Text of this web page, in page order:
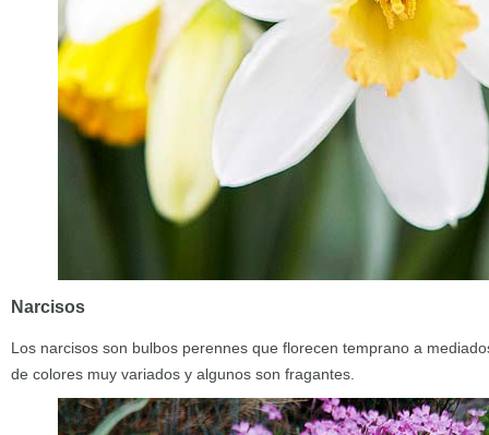
Narcisos
Los narcisos son bulbos perennes que florecen temprano a
de colores muy variados y algunos son fragantes.